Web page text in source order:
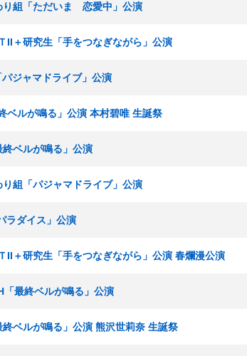
り組「ただいま 恋愛中」公演
II＋研究生「手をつなぎながら」公演
ジャマドライブ」公演
ベルが鳴る」公演 本村碧唯 生誕祭
ベルが鳴る」公演
組「パジャマドライブ」公演
ラダイス」公演
II＋研究生「手をつなぎながら」公演 春爛漫公演
最終ベルが鳴る」公演
ベルが鳴る」公演 熊沢世莉奈 生誕祭